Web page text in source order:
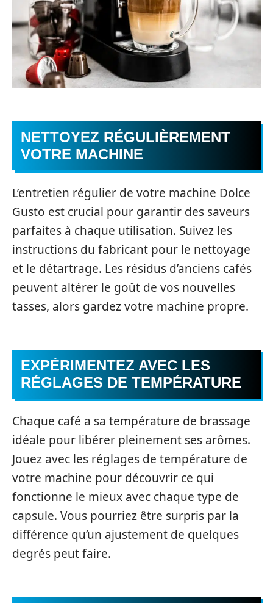
NETTOYEZ RÉGULIÈREMENT
VOTRE MACHINE
L’entretien régulier de votre machine Dolce
Gusto est crucial pour garantir des saveurs
parfaites à chaque utilisation. Suivez les
instructions du fabricant pour le nettoyage
et le détartrage. Les résidus d’anciens cafés
peuvent altérer le goût de vos nouvelles
tasses, alors gardez votre machine propre.
EXPÉRIMENTEZ AVEC LES
RÉGLAGES DE TEMPÉRATURE
Chaque café a sa température de brassage
idéale pour libérer pleinement ses arômes.
Jouez avec les réglages de température de
votre machine pour découvrir ce qui
fonctionne le mieux avec chaque type de
capsule. Vous pourriez être surpris par la
différence qu’un ajustement de quelques
degrés peut faire.